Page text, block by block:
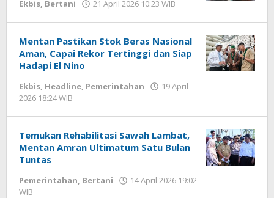
Ekbis, Bertani 21 April 2026 10:23 WIB
Mentan Pastikan Stok Beras Nasional
Aman, Capai Rekor Tertinggi dan Siap
Hadapi El Nino
Ekbis, Headline, Pemerintahan
19 April
2026 18:24 WIB
Temukan Rehabilitasi Sawah Lambat,
Mentan Amran Ultimatum Satu Bulan
Tuntas
Pemerintahan, Bertani
14 April 2026 19:02
WIB